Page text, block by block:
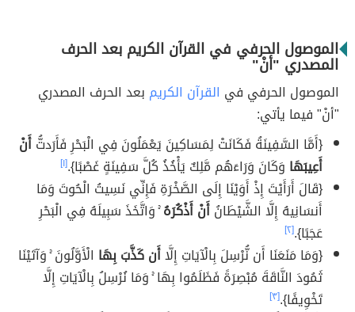
الموصول الحرفي في القرآن الكريم بعد الحرف
المصدري "أنْ"
الموصول الحرفي في القرآن الكريم بعد الحرف المصدري
"أنْ" فيما يأتي:
{أَمَّا السَّفِينَةُ فَكَانَتْ لِمَسَاكِينَ يَعْمَلُونَ فِي الْبَحْرِ فَأَرَدتُّأَنْ
أَعِيبَهَا وَكَانَ وَرَاءَهُم مَّلِكٌ يَأْخُذُ كُلَّ سَفِينَةٍ غَصْبًا}.[١]
{قَالَ أَرَأَيْتَ إِذْ أَوَيْنَا إِلَى الصَّخْرَةِ فَإِنِّي نَسِيتُ الْحُوتَ وَمَا
أَنسَانِيهُ إِلَّا الشَّيْطَانُأَنْ أَذْكُرَهُۚ وَاتَّخَذَ سَبِيلَهُ فِي الْبَحْرِ
عَجَبًا}.[٢]
{وَمَا مَنَعَنَا أَن نُّرْسِلَ بِالْآيَاتِ إِلَّاأَن كَذَّبَ بِهَا الْأَوَّلُونَ ۚ وَآتَيْنَا
ثَمُودَ النَّاقَةَ مُبْصِرَةً فَظَلَمُوا بِهَا ۚ وَمَا نُرْسِلُ بِالْآيَاتِ إِلَّا
تَخْوِيفًا}.[٣]